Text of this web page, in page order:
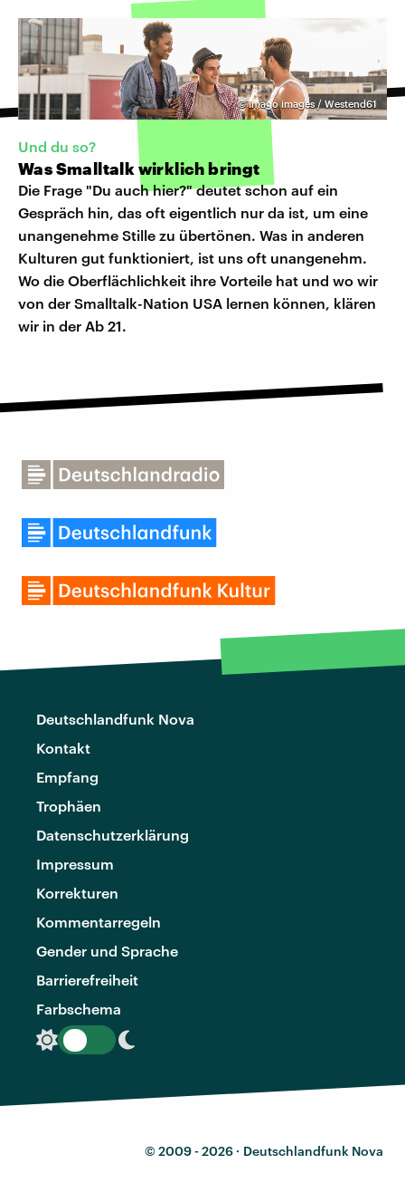
©imago images / Westend61
Und du so?
Was Smalltalk wirklich bringt
Die Frage "Du auch hier?" deutet schon auf ein
Gespräch hin, das oft eigentlich nur da ist, um eine
unangenehme Stille zu übertönen. Was in anderen
Kulturen gut funktioniert, ist uns oft unangenehm.
Wo die Oberflächlichkeit ihre Vorteile hat und wo wir
von der Smalltalk-Nation USA lernen können, klären
wir in der Ab 21.
Deutschlandfunk Nova
Kontakt
Empfang
Trophäen
Datenschutzerklärung
Impressum
Korrekturen
Kommentarregeln
Gender und Sprache
Barrierefreiheit
Farbschema
© 2009 - 2026 · Deutschlandfunk Nova